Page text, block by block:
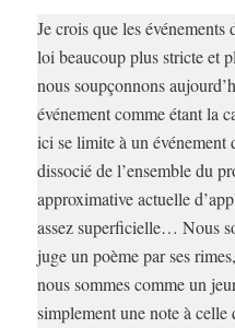
Je crois que les
loi beaucoup plus stricte et
nous soupçonnons
événement comme étant la
ici se limite à un événement
dissocié de l’ensemble du
approximative actuelle
assez superficielle… Nous
juge un poème par ses
nous sommes comme un
simplement une note à celle